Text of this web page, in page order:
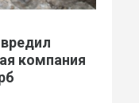
компания